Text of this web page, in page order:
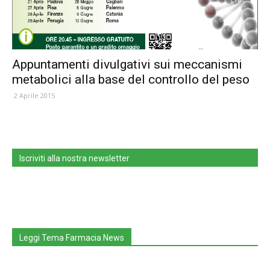
Appuntamenti divulgativi sui meccanismi
metabolici alla base del controllo del peso
2 Aprile 2015
Iscriviti alla nostra newsletter
Leggi Tema Farmacia News